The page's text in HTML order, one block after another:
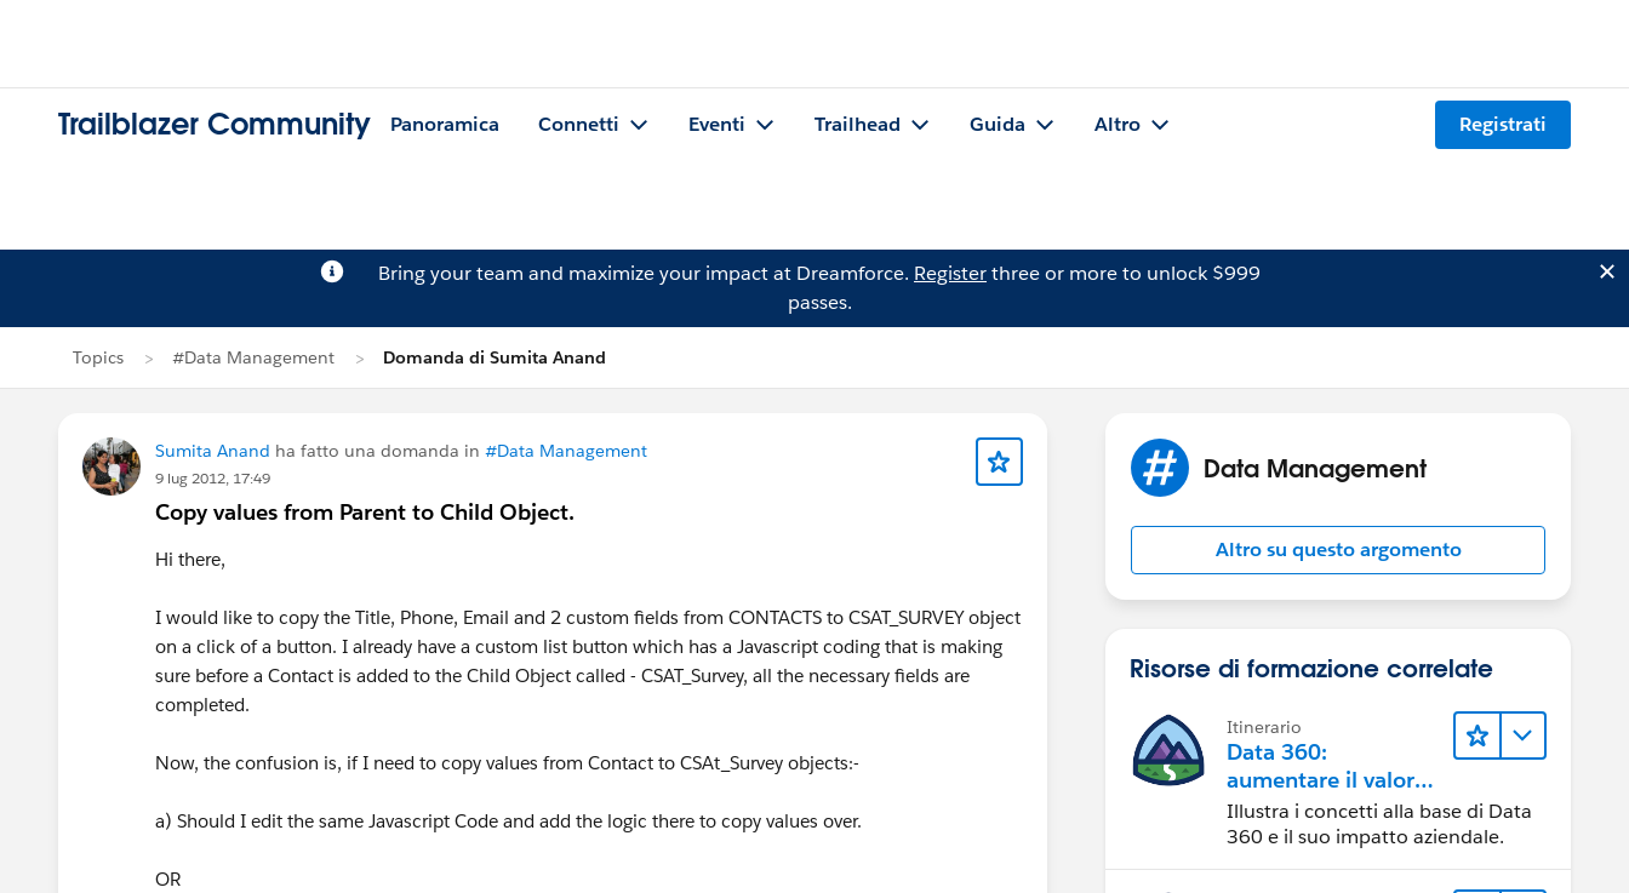
Trailblazer Community Panoramica Connetti Eventi Trailhead Guida Altro Registrati
Bring your team and maximize your impact at Dreamforce. Registerthree or more to unlock $999
passes.
Topics #Data Management Domanda di Sumita Anand
Sumita Anand ha fatto una domanda in #Data Management
9 lug 2012, 17:49
Copy values from Parent to Child Object.
Hi there,
I would like to copy the Title, Phone, Email and 2 custom fields from CONTACTS to CSAT_SURVEY object
on a click of a button. I already have a custom list button which has a Javascript coding that is making
sure before a Contact is added to the Child Object called - CSAT_Survey, all the necessary fields are
completed.
Now, the confusion is, if I need to copy values from Contact to CSAt_Survey objects:-
a) Should I edit the same Javascript Code and add the logic there to copy values over.
OR
Data Management
Altro su questo argomento
Risorse di formazione correlate
Itinerario
Data 360:
aumentare il valore
dei dati
Illustra i concetti alla base di Data
360 e il suo impatto aziendale.